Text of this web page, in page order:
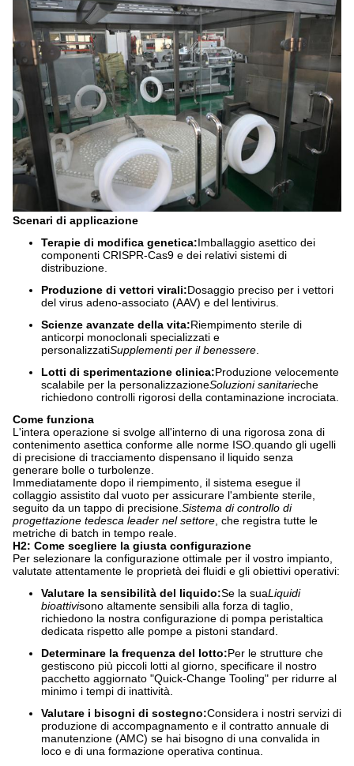
Scenari di applicazione
Terapie di modifica genetica:Imballaggio asettico dei
componenti CRISPR-Cas9 e dei relativi sistemi di
distribuzione.
Produzione di vettori virali:Dosaggio preciso per i vettori
del virus adeno-associato (AAV) e del lentivirus.
Scienze avanzate della vita:Riempimento sterile di
anticorpi monoclonali specializzati e
personalizzatiSupplementi per il benessere.
Lotti di sperimentazione clinica:Produzione velocemente
scalabile per la personalizzazioneSoluzioni sanitarieche
richiedono controlli rigorosi della contaminazione incrociata.
Come funziona
L'intera operazione si svolge all'interno di una rigorosa zona di
contenimento asettica conforme alle norme ISO.quando gli ugelli
di precisione di tracciamento dispensano il liquido senza
generare bolle o turbolenze.
Immediatamente dopo il riempimento, il sistema esegue il
collaggio assistito dal vuoto per assicurare l'ambiente sterile,
seguito da un tappo di precisione.Sistema di controllo di
progettazione tedesca leader nel settore, che registra tutte le
metriche di batch in tempo reale.
H2: Come scegliere la giusta configurazione
Per selezionare la configurazione ottimale per il vostro impianto,
valutate attentamente le proprietà dei fluidi e gli obiettivi operativi:
Valutare la sensibilità del liquido:Se la suaLiquidi
bioattivisono altamente sensibili alla forza di taglio,
richiedono la nostra configurazione di pompa peristaltica
dedicata rispetto alle pompe a pistoni standard.
Determinare la frequenza del lotto:Per le strutture che
gestiscono più piccoli lotti al giorno, specificare il nostro
pacchetto aggiornato "Quick-Change Tooling" per ridurre al
minimo i tempi di inattività.
Valutare i bisogni di sostegno:Considera i nostri servizi di
produzione di accompagnamento e il contratto annuale di
manutenzione (AMC) se hai bisogno di una convalida in
loco e di una formazione operativa continua.